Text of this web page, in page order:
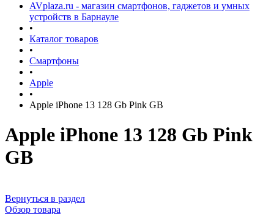
AVplaza.ru - магазин смартфонов, гаджетов и умных
устройств в Барнауле
•
Каталог товаров
•
Смартфоны
•
Apple
•
Apple iPhone 13 128 Gb Pink GB
Apple iPhone 13 128 Gb Pink
GB
Вернуться в раздел
Обзор товара